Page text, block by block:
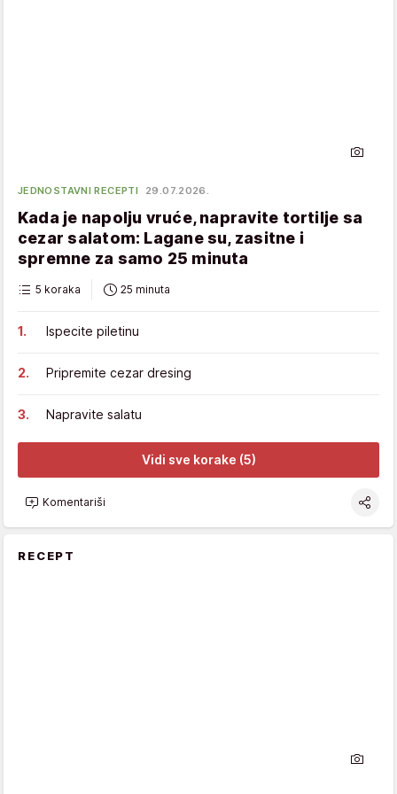
JEDNOSTAVNI RECEPTI 29.07.2026.
Kada je napolju vruće, napravite tortilje sa
cezar salatom: Lagane su, zasitne i
spremne za samo 25 minuta
5 koraka 25 minuta
Ispecite piletinu
Pripremite cezar dresing
Napravite salatu
Vidi sve korake (5)
Komentariši
RECEPT